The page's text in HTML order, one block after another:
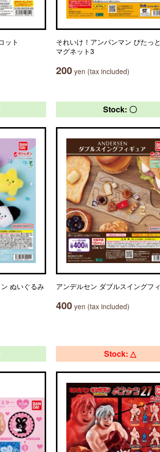
ット
それいけ！アンパンマン ぴたっ
マグネット3
200 yen (tax included)
ぬいぐるみ
Stock: 〇
アンデルセン ダブルスイングフ
400 yen (tax included)
Stock: △